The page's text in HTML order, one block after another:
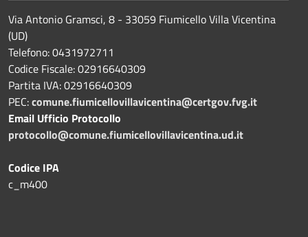
Via Antonio Gramsci, 8 - 33059 Fiumicello Villa Vicentina
(UD)
Telefono: 0431972711
Codice Fiscale: 02916640309
Partita IVA: 02916640309
PEC:comune.fiumicellovillavicentina@certgov.fvg.it
Email Ufficio Protocollo
protocollo@comune.fiumicellovillavicentina.ud.it
Codice IPA
c_m400